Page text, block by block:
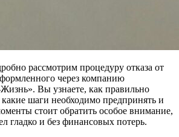
рассмотрим процедуру отказа от
через компанию
Вы узнаете, как правильно
какие шаги необходимо предпринять и
стоит обратить особое внимание,
гладко и без финансовых потерь.